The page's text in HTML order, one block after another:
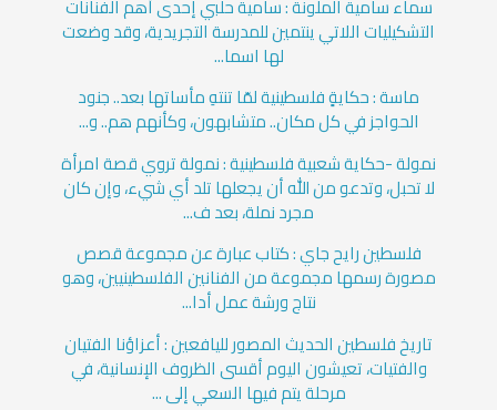
سماء سامية الملونة : سامية حلبي إحدى أهم الفنانات
التشكيليات اللاتي ينتمين للمدرسة التجريدية، وقد وضعت
لها اسما...
ماسة : حكايةٍ فلسطينية لمّا تنتهِ مأساتها بعد.. جنود
الحواجز في كل مكان.. متشابهون، وكأنهم هم.. و...
نمولة -حكاية شعبية فلسطينية : نمولة تروي قصة امرأة
لا تحبل، وتدعو من الله أن يجعلها تلد أي شيء، وإن كان
مجرد نملة، بعد ف...
فلسطين رايح جاي : كتاب عبارة عن مجموعة قصص
مصورة رسمها مجموعة من الفنانين الفلسطينيين، وهو
نتاج ورشة عمل أدا...
تاريخ فلسطين الحديث المصور لليافعين : أعزاؤنا الفتيان
والفتيات، تعيشون اليوم أقسى الظروف الإنسانية، في
مرحلة يتم فيها السعي إلى ...